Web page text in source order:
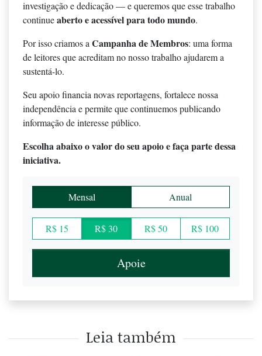
investigação e dedicação — e queremos que esse trabalho
continueaberto e acessível para todo mundo.
Por isso criamos a Campanha de Membros: uma forma
de leitores que acreditam no nosso trabalho ajudarem a
sustentá-lo.
Seu apoio financia novas reportagens, fortalece nossa
independência e permite que continuemos publicando
informação de interesse público.
Escolha abaixo o valor do seu apoio e faça parte dessa
iniciativa.
Mensal Anual
R$ 15 R$ 30 R$ 50 R$ 100
Apoie
Leia também